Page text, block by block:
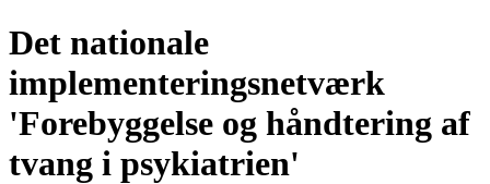
Det nationale
implementeringsnetværk
'Forebyggelse og håndtering af
tvang i psykiatrien'